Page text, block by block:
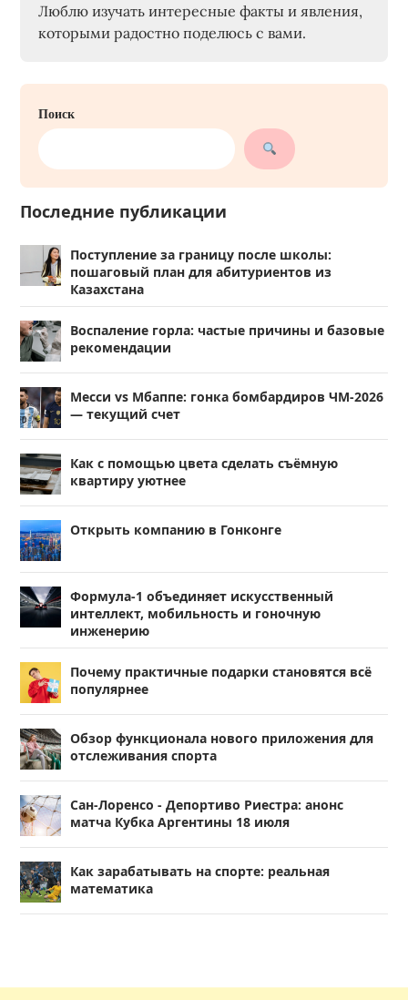
Люблю изучать интересные факты и явления,
которыми радостно поделюсь с вами.
Поиск
Последние публикации
Поступление за границу после школы:
пошаговый план для абитуриентов из
Казахстана
Воспаление горла: частые причины и базовые
рекомендации
Месси vs Мбаппе: гонка бомбардиров ЧМ-2026
— текущий счет
Как с помощью цвета сделать съёмную
квартиру уютнее
Открыть компанию в Гонконге
Формула-1 объединяет искусственный
интеллект, мобильность и гоночную
инженерию
Почему практичные подарки становятся всё
популярнее
Обзор функционала нового приложения для
отслеживания спорта
Сан-Лоренсо - Депортиво Риестра: анонс
матча Кубка Аргентины 18 июля
Как зарабатывать на спорте: реальная
математика